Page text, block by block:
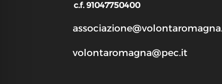
c.f. 91047750400
volontaromagna@pec.it